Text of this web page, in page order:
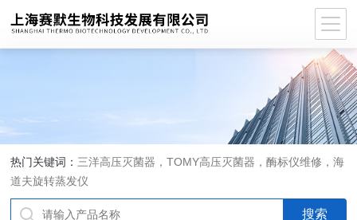
热门关键词： 三洋高压灭菌器，TOMY高压灭菌器，酶标仪维修，海
道夫旋转蒸发仪